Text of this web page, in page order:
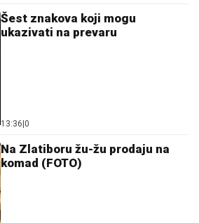
Šest znakova koji mogu
ukazivati na prevaru
13:36|0
Na Zlatiboru žu-žu prodaju na
komad (FOTO)